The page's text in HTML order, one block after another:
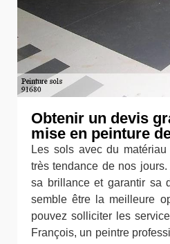
Obtenir un devis
mise en peinture
Les sols avec du
très tendance de nos
sa brillance et garantir sa
semble être la meilleure
pouvez solliciter les
François, un peintre